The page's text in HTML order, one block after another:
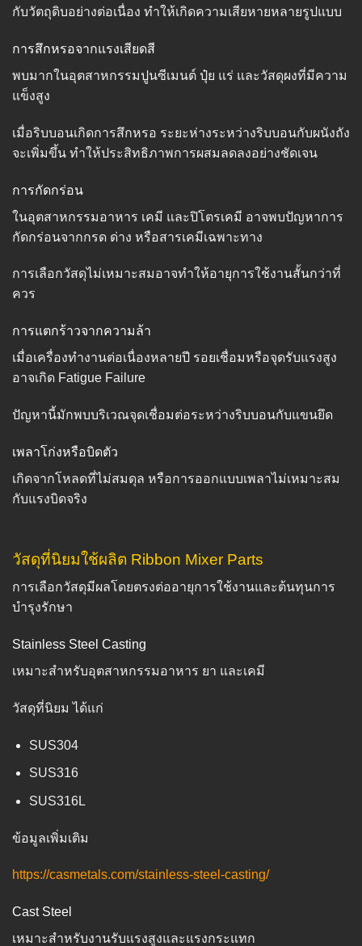
กับวัตถุดิบอย่างต่อเนื่อง ทำให้เกิดความเสียหายหลายรูปแบบ
การสึกหรอจากแรงเสียดสี
พบมากในอุตสาหกรรมปูนซีเมนต์ ปุ๋ย แร่ และวัสดุผงที่มีความ
แข็งสูง
เมื่อริบบอนเกิดการสึกหรอ ระยะห่างระหว่างริบบอนกับผนังถัง
จะเพิ่มขึ้น ทำให้ประสิทธิภาพการผสมลดลงอย่างชัดเจน
การกัดกร่อน
ในอุตสาหกรรมอาหาร เคมี และปิโตรเคมี อาจพบปัญหาการ
กัดกร่อนจากกรด ด่าง หรือสารเคมีเฉพาะทาง
การเลือกวัสดุไม่เหมาะสมอาจทำให้อายุการใช้งานสั้นกว่าที่
ควร
การแตกร้าวจากความล้า
เมื่อเครื่องทำงานต่อเนื่องหลายปี รอยเชื่อมหรือจุดรับแรงสูง
อาจเกิด Fatigue Failure
ปัญหานี้มักพบบริเวณจุดเชื่อมต่อระหว่างริบบอนกับแขนยึด
เพลาโก่งหรือบิดตัว
เกิดจากโหลดที่ไม่สมดุล หรือการออกแบบเพลาไม่เหมาะสม
กับแรงบิดจริง
วัสดุที่นิยมใช้ผลิต Ribbon Mixer Parts
การเลือกวัสดุมีผลโดยตรงต่ออายุการใช้งานและต้นทุนการ
บำรุงรักษา
Stainless Steel Casting
เหมาะสำหรับอุตสาหกรรมอาหาร ยา และเคมี
วัสดุที่นิยม ได้แก่
SUS304
SUS316
SUS316L
ข้อมูลเพิ่มเติม
https://casmetals.com/stainless-steel-casting/
Cast Steel
เหมาะสำหรับงานรับแรงสูงและแรงกระแทก